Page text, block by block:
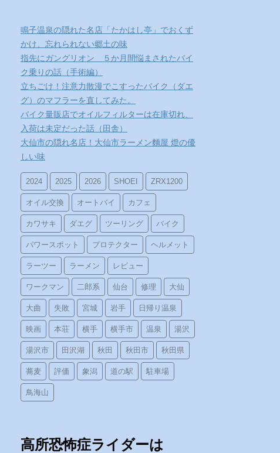
鳴子温泉の隠れた名店「たかはし亭」でおくず
かけ、忘れられない郷土の味
指先にガングリオン ５か月間悩まされたバイ
ク乗りの話（手術編）
立ちごけ！注意力散漫でこすったバイク（ダエ
グ）のマフラーを直してみた。
バイク量販店でオイルフィルターは在庫切れ、
入荷は未定だった話（田舎）
大仙市の隠れ名店！大仙市ラーメン麵屋 燈の優
しい味
2024 2025 2026 SHOEI ZRX1200
オイル交換 オートバイ カフェ
カワサキ ダエグ ツーリング バイク
パワースポット プロテクター ヘルメット
ラーツー ラーメン レビュー
ワークマン 二郎系 仙台 修理 大仙
大曲 失敗 宮城 岩手 日帰り温泉
映画 本荘 横手 横手市 温泉 湯沢
湯沢市 田沢湖 秋田 秋田市 秋田県
蕎麦 評価 象潟 道の駅 駐車場
鳥海山
高所恐怖症ライダーは